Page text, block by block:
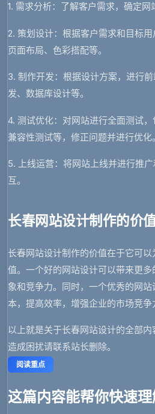
1. 需求分析：了解客户需求，确定网
2. 策划设计：根据客户需求和目标用
页面布局、色彩搭配等。
3. 制作开发：根据设计方案，进行
发、数据库设计等。
4. 测试优化：对网站进行全面测试，
兼容性测试等，修正问题并进行优化。
5. 上线运营：将网站上线并进行推
互。
长春网站设计制作的价
长春网站设计制作的价值在于它可
值。一个好的网站设计可以带来更
象和竞争力。同时，一个优秀的网
本，提高效率，增强企业的市场竞争
以上就是关于长春网站设计的全部
造成困扰请联系站长删除。
阅读重点
这篇内容能帮你快速